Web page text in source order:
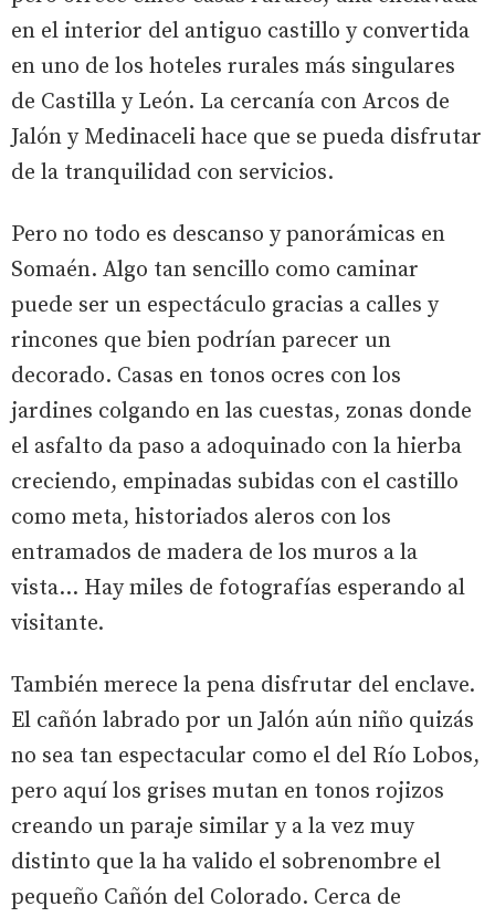
en el interior del antiguo castillo y convertida
en uno de los hoteles rurales más singulares
de Castilla y León. La cercanía con Arcos de
Jalón y Medinaceli hace que se pueda disfrutar
de la tranquilidad con servicios.
Pero no todo es descanso y panorámicas en
Somaén. Algo tan sencillo como caminar
puede ser un espectáculo gracias a calles y
rincones que bien podrían parecer un
decorado. Casas en tonos ocres con los
jardines colgando en las cuestas, zonas donde
el asfalto da paso a adoquinado con la hierba
creciendo, empinadas subidas con el castillo
como meta, historiados aleros con los
entramados de madera de los muros a la
vista... Hay miles de fotografías esperando al
visitante.
También merece la pena disfrutar del enclave.
El cañón labrado por un Jalón aún niño quizás
no sea tan espectacular como el del Río Lobos,
pero aquí los grises mutan en tonos rojizos
creando un paraje similar y a la vez muy
distinto que la ha valido el sobrenombre el
pequeño Cañón del Colorado. Cerca de